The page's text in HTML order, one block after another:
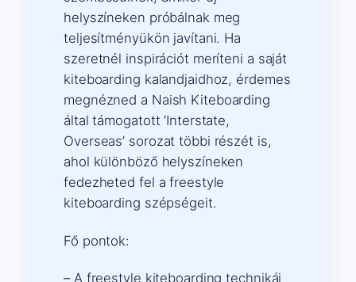
helyszíneken próbálnak meg
teljesítményükön javítani. Ha
szeretnél inspirációt meríteni a saját
kiteboarding kalandjaidhoz, érdemes
megnézned a Naish Kiteboarding
által támogatott ‘Interstate,
Overseas’ sorozat többi részét is,
ahol különböző helyszíneken
fedezheted fel a freestyle
kiteboarding szépségeit.
Fő pontok:
– A freestyle kiteboarding technikái